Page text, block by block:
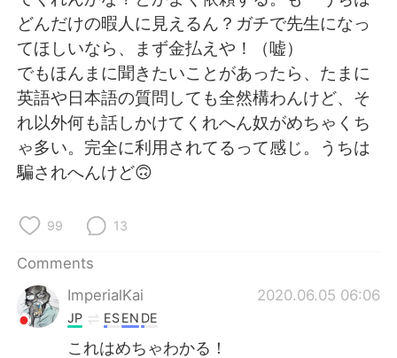
简体中文 繁體中文
Español العربية
Français Deutsch
日本語 한국어
Indonesia
Português
どんだけの暇人に見えるん？ガチで先生になっ
てほしいなら、まず金払えや！（嘘）
でもほんまに聞きたいことがあったら、たまに
英語や日本語の質問しても全然構わんけど、そ
れ以外何も話しかけてくれへん奴がめちゃくち
ゃ多い。完全に利用されてるって感じ。うちは
騙されへんけど🙃
99 13
Comments
ImperialKai
2020.06.05 06:06
JP ESEN DE
これはめちゃわかる！